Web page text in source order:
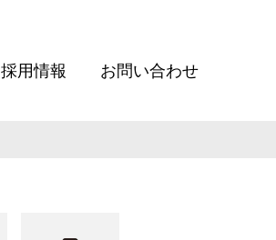
採用情報 お問い合わせ